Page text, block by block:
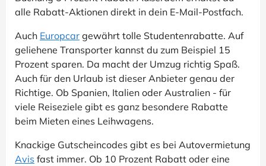
alle Rabatt-Aktionen direkt in dein E-Mail-Postfach.
Auch Europcar gewährt tolle Studentenrabatte. Auf
geliehene Transporter kannst du zum Beispiel 15
Prozent sparen. Da macht der Umzug richtig Spaß.
Auch für den Urlaub ist dieser Anbieter genau der
Richtige. Ob Spanien, Italien oder Australien - für
viele Reiseziele gibt es ganz besondere Rabatte
beim Mieten eines Leihwagens.
Knackige Gutscheincodes gibt es bei Autovermietung
Avis fast immer. Ob 10 Prozent Rabatt oder eine